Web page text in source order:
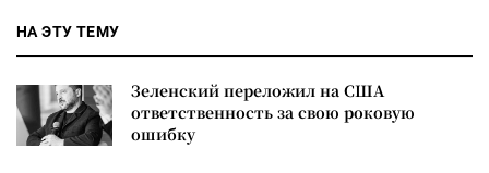
НА ЭТУ ТЕМУ
Зеленский переложил на США
ответственность за свою роковую
ошибку